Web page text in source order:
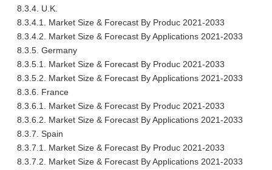
8.3.4. U.K.
8.3.4.1. Market Size & Forecast By Produc 2021-2033
8.3.4.2. Market Size & Forecast By Applications 2021-2033
8.3.5. Germany
8.3.5.1. Market Size & Forecast By Produc 2021-2033
8.3.5.2. Market Size & Forecast By Applications 2021-2033
8.3.6. France
8.3.6.1. Market Size & Forecast By Produc 2021-2033
8.3.6.2. Market Size & Forecast By Applications 2021-2033
8.3.7. Spain
8.3.7.1. Market Size & Forecast By Produc 2021-2033
8.3.7.2. Market Size & Forecast By Applications 2021-2033